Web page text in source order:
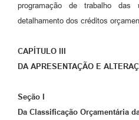
programação de trabalho das
detalhamento dos créditos
CAPÍTULO III
DA APRESENTAÇÃO E
Seção I
Da Classificação Orçamentária